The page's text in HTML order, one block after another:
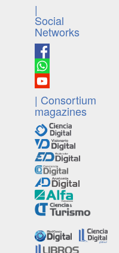
|
Social
Networks
| Consortium
magazines